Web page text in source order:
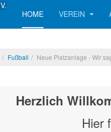
HOME VEREIN
Fußball Neue Platzanlage - Wir
Herzlich
Hier